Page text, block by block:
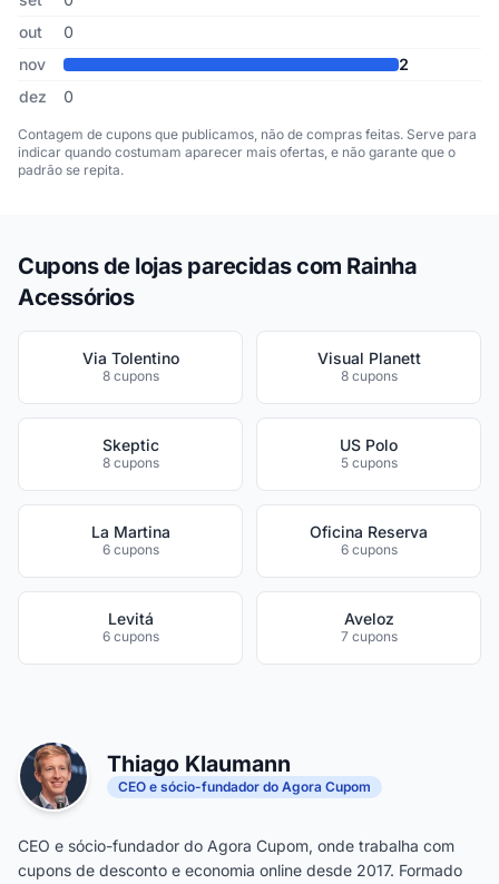
out
0
nov
2
dez
0
Contagem de cupons que publicamos, não de compras feitas. Serve para
indicar quando costumam aparecer mais ofertas, e não garante que o
padrão se repita.
Cupons de lojas parecidas com Rainha
Acessórios
Via Tolentino
8 cupons
Visual Planett
8 cupons
Skeptic
8 cupons
US Polo
5 cupons
La Martina
6 cupons
Oficina Reserva
6 cupons
Levitá
6 cupons
Aveloz
7 cupons
Thiago Klaumann
CEO e sócio-fundador do Agora Cupom
CEO e sócio-fundador do Agora Cupom, onde trabalha com
cupons de desconto e economia online desde 2017. Formado